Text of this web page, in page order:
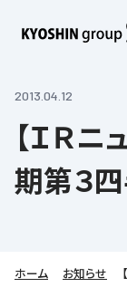
会社案内
会社案内
事業一覧
学びの成果
サステナビリテ
株主・投資家
2013.04.12
【ＩＲ
期第３
ホーム お知らせ